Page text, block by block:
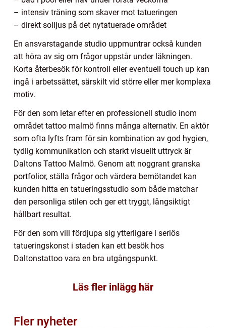
– intensiv träning som skaver mot tatueringen
– direkt solljus på det nytatuerade området
En ansvarstagande studio uppmuntrar också kunden
att höra av sig om frågor uppstår under läkningen.
Korta återbesök för kontroll eller eventuell touch up kan
ingå i arbetssättet, särskilt vid större eller mer komplexa
motiv.
För den som letar efter en professionell studio inom
området tattoo malmö finns många alternativ. En aktör
som ofta lyfts fram för sin kombination av god hygien,
tydlig kommunikation och starkt visuellt uttryck är
Daltons Tattoo Malmö. Genom att noggrant granska
portfolior, ställa frågor och värdera bemötandet kan
kunden hitta en tatueringsstudio som både matchar
den personliga stilen och ger ett tryggt, långsiktigt
hållbart resultat.
För den som vill fördjupa sig ytterligare i seriös
tatueringskonst i staden kan ett besök hos
Daltonstattoo vara en bra utgångspunkt.
Läs fler inlägg här
Fler nyheter